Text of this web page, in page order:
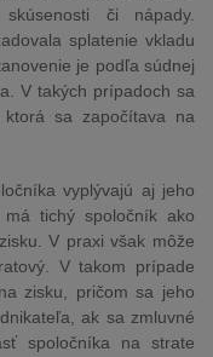
či nápady.
splatenie vkladu
je podľa súdnej
V takých prípadoch sa
sa započítava na
vyplývajú aj jeho
tichý spoločník ako
V praxi však môže
V takom prípade
zisku, pričom sa jeho
ak sa zmluvné
spoločníka na strate